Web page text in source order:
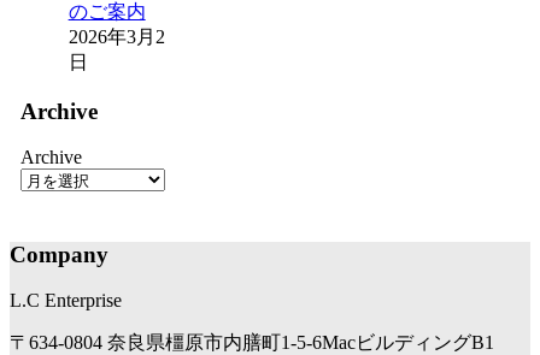
のご案内
2026年3月2
日
Archive
Archive
Company
L.C Enterprise
〒634-0804 奈良県橿原市内膳町1-5-6MacビルディングB1